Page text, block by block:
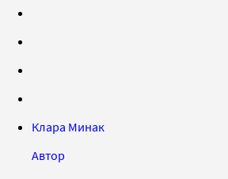
Клара Минак
Автор